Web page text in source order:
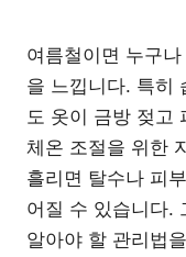
여름철이면 누구
을 느낍니다. 특히
도 옷이 금방 젖고
체온 조절을 위한
흘리면 탈수나 피
어질 수 있습니다.
알아야 할 관리법